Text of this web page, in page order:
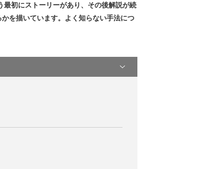
初にストーリーがあり、その後解説が続
を描いています。よく知らない手法につ